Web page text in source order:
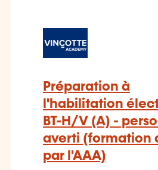
Préparation à
l'habilitation
BT-H/V (A) -
averti (formation
par l'AAA)